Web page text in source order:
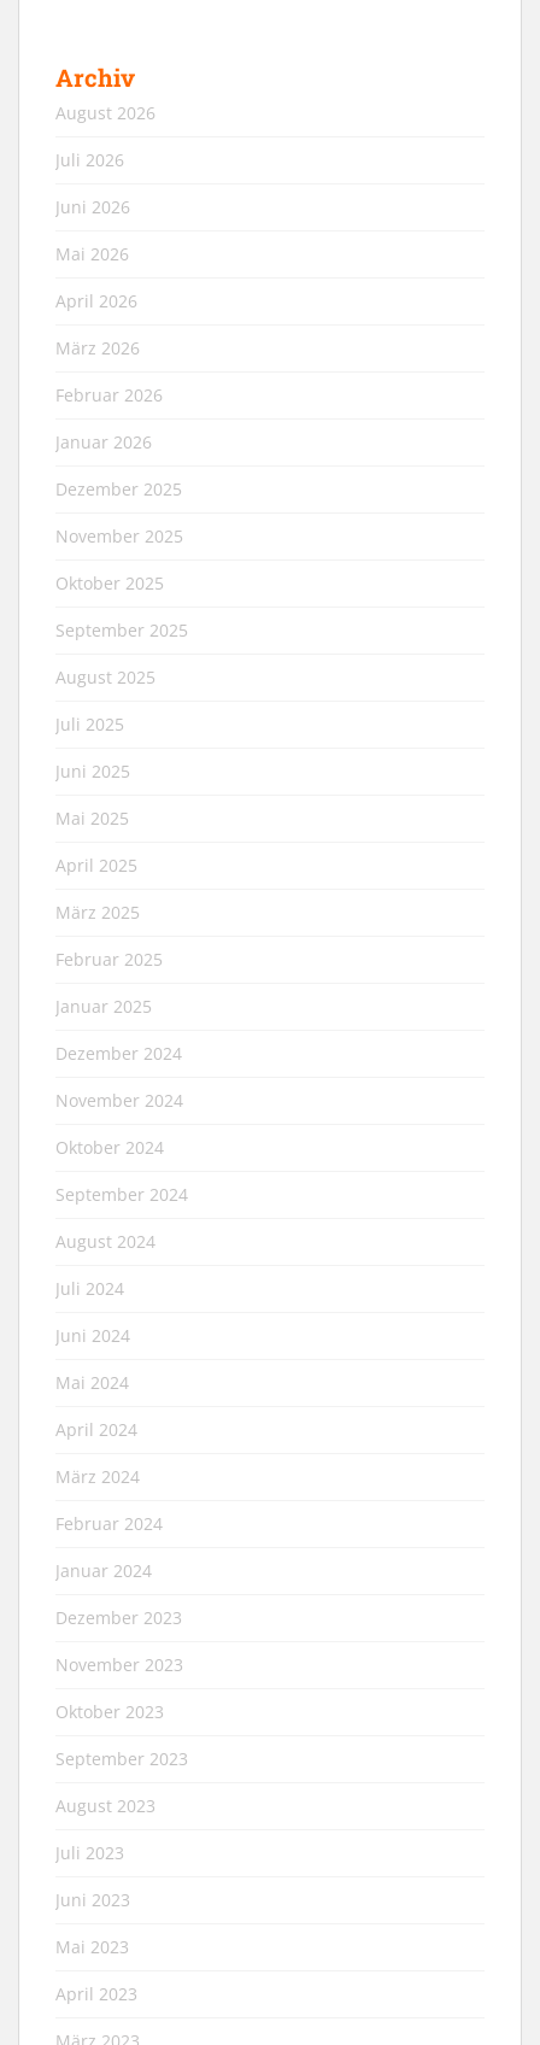
Archiv
August 2026
Juli 2026
Juni 2026
Mai 2026
April 2026
März 2026
Februar 2026
Januar 2026
Dezember 2025
November 2025
Oktober 2025
September 2025
August 2025
Juli 2025
Juni 2025
Mai 2025
April 2025
März 2025
Februar 2025
Januar 2025
Dezember 2024
November 2024
Oktober 2024
September 2024
August 2024
Juli 2024
Juni 2024
Mai 2024
April 2024
März 2024
Februar 2024
Januar 2024
Dezember 2023
November 2023
Oktober 2023
September 2023
August 2023
Juli 2023
Juni 2023
Mai 2023
April 2023
März 2023